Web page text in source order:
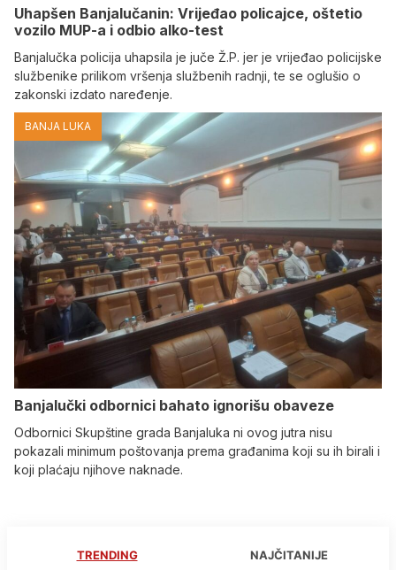
Uhapšen Banjalučanin: Vrijeđao policajce, oštetio
vozilo MUP-a i odbio alko-test
Banjalučka policija uhapsila je juče Ž.P. jer je vrijeđao policijske
službenike prilikom vršenja službenih radnji, te se oglušio o
zakonski izdato naređenje.
BANJA LUKA
Banjalučki odbornici bahato ignorišu obaveze
Odbornici Skupštine grada Banjaluka ni ovog jutra nisu
pokazali minimum poštovanja prema građanima koji su ih birali i
koji plaćaju njihove naknade.
TRENDING NAJČITANIJE